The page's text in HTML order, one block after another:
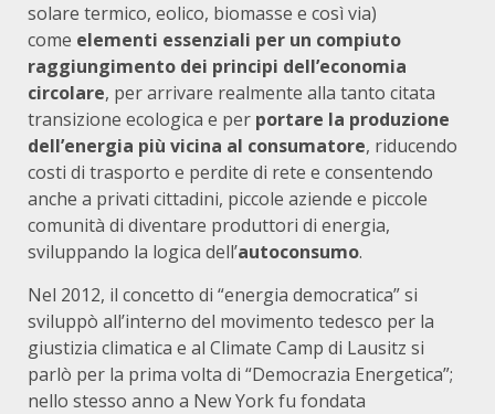
solare termico, eolico, biomasse e così via)
come elementi essenziali per un compiuto
raggiungimento dei principi dell’economia
circolare, per arrivare realmente alla tanto citata
transizione ecologica e per portare la produzione
dell’energia più vicina al consumatore, riducendo
costi di trasporto e perdite di rete e consentendo
anche a privati cittadini, piccole aziende e piccole
comunità di diventare produttori di energia,
sviluppando la logica dell’autoconsumo.
Nel 2012, il concetto di “energia democratica” si
sviluppò all’interno del movimento tedesco per la
giustizia climatica e al Climate Camp di Lausitz si
parlò per la prima volta di “Democrazia Energetica”;
nello stesso anno a New York fu fondata